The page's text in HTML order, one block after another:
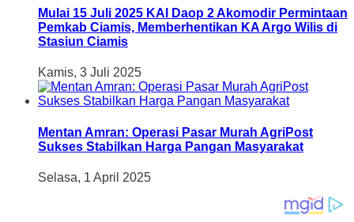
Mulai 15 Juli 2025 KAI Daop 2 Akomodir Permintaan
Pemkab Ciamis, Memberhentikan KA Argo Wilis di
Stasiun Ciamis
Kamis, 3 Juli 2025
Mentan Amran: Operasi Pasar Murah AgriPost
Sukses Stabilkan Harga Pangan Masyarakat
Selasa, 1 April 2025